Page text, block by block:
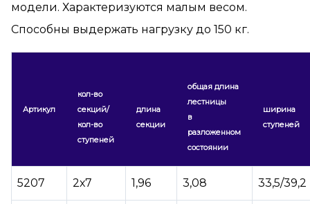
модели. Характеризуются малым весом.
Способны выдержать нагрузку до 150 кг.
Артикул
кол-во
секций/
кол-во
ступеней
длина
секции
общая длина
лестницы
в
разложенном
состоянии
ширина
ступеней
5207 2х7 1,96 3,08 33,5/39,2